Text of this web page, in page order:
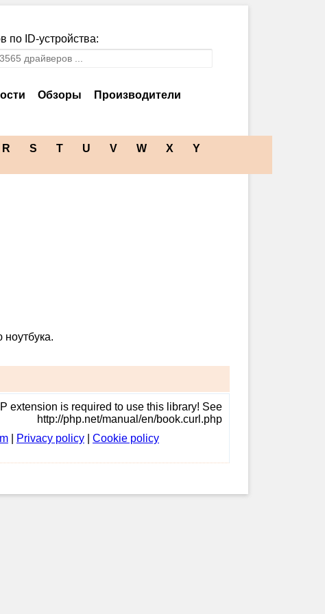
по ID-устройства:
Обзоры
Производители
R S T U V W X
Y
extension is required to use this library! See
http://php.net/manual/en/book.curl.php
Privacy policy Cookie policy